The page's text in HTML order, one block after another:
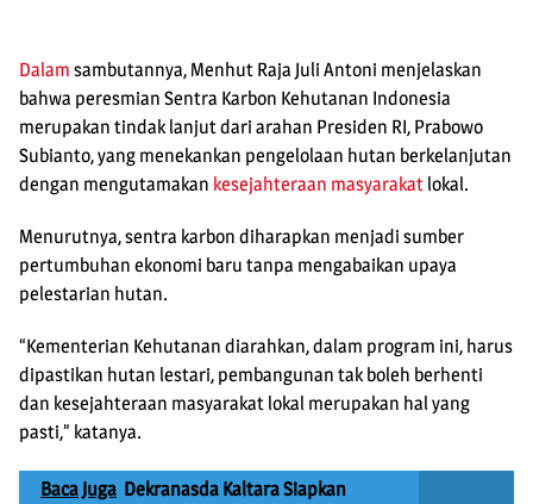
Dalam sambutannya, Menhut Raja Juli Antoni menjelaskan
bahwa peresmian Sentra Karbon Kehutanan Indonesia
merupakan tindak lanjut dari arahan Presiden RI, Prabowo
Subianto, yang menekankan pengelolaan hutan berkelanjutan
dengan mengutamakan kesejahteraan masyarakat lokal.
Menurutnya, sentra karbon diharapkan menjadi sumber
pertumbuhan ekonomi baru tanpa mengabaikan upaya
pelestarian hutan.
“Kementerian Kehutanan diarahkan, dalam program ini, harus
dipastikan hutan lestari, pembangunan tak boleh berhenti
dan kesejahteraan masyarakat lokal merupakan hal yang
pasti,” katanya.
Baca Juga Dekranasda Kaltara Siapkan